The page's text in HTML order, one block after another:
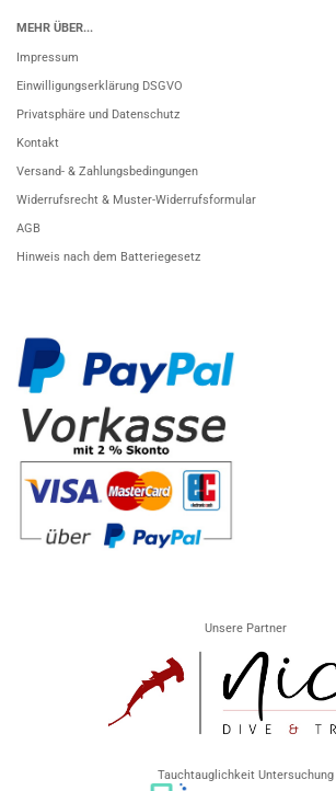
MEHR ÜBER...
Impressum
Einwilligungserklärung DSGVO
Privatsphäre und Datenschutz
Kontakt
Versand- & Zahlungsbedingungen
Widerrufsrecht & Muster-Widerrufsformular
AGB
Hinweis nach dem Batteriegesetz
Unsere Partner
Tauchtauglichkeit Untersuchung